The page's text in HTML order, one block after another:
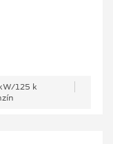
125 k